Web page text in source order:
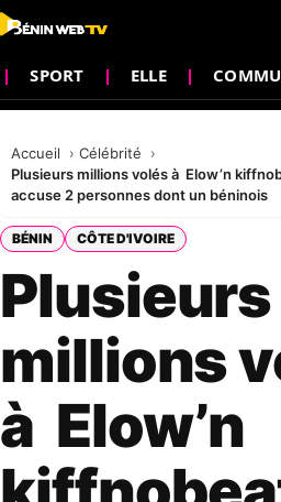
SPORT ELLE
Accueil
Célébrité
Plusieurs millions volés à Elow’n
accuse 2 personnes dont un béninois
BÉNIN CÔTE D'IVOIRE
Plusieurs
millions
à Elow’n